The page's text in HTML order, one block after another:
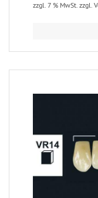
zzgl. 7 % MwSt. zzgl.